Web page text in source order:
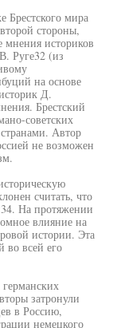
Брестского мира
стороны,
мнения историков
Руге32 (из
на основе
Д.
Брестский
советских
Автор
не возможен
считать, что
На протяжении
влияние на
истории. Эта
во всей его
затронули
в Россию,
немецкого